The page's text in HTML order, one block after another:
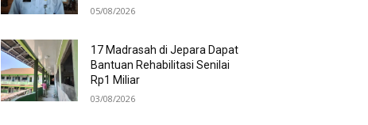
05/08/2026
17 Madrasah di Jepara Dapat
Bantuan Rehabilitasi Senilai
Rp1 Miliar
03/08/2026